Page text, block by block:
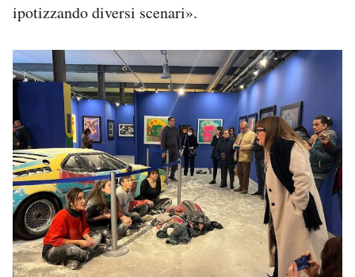
ipotizzando diversi scenari».